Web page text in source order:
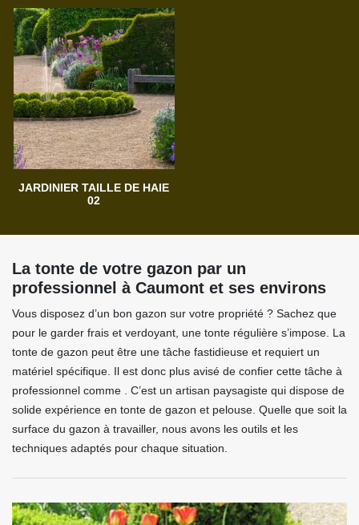
JARDINIER TAILLE DE HAIE
02
La tonte de votre gazon par un
professionnel à Caumont et ses environs
Vous disposez d’un bon gazon sur votre propriété ? Sachez que
pour le garder frais et verdoyant, une tonte régulière s’impose. La
tonte de gazon peut être une tâche fastidieuse et requiert un
matériel spécifique. Il est donc plus avisé de confier cette tâche à
professionnel comme . C’est un artisan paysagiste qui dispose de
solide expérience en tonte de gazon et pelouse. Quelle que soit la
surface du gazon à travailler, nous avons les outils et les
techniques adaptés pour chaque situation.